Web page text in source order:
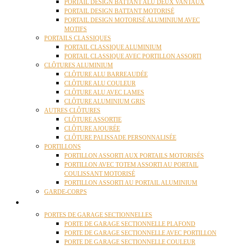
PORTAIL DESIGN BATTANT ALU DEUX VANTAUX
PORTAIL DESIGN BATTANT MOTORISÉ
PORTAIL DESIGN MOTORISÉ ALUMINIUM AVEC
MOTIFS
PORTAILS CLASSIQUES
PORTAIL CLASSIQUE ALUMINIUM
PORTAIL CLASSIQUE AVEC PORTILLON ASSORTI
CLÔTURES ALUMINIUM
CLÔTURE ALU BARREAUDÉE
CLÔTURE ALU COULEUR
CLÔTURE ALU AVEC LAMES
CLÔTURE ALUMINIUM GRIS
AUTRES CLÔTURES
CLÔTURE ASSORTIE
CLÔTURE AJOURÉE
CLÔTURE PALISSADE PERSONNALISÉE
PORTILLONS
PORTILLON ASSORTI AUX PORTAILS MOTORISÉS
PORTILLON AVEC TOTEM ASSORTI AU PORTAIL
COULISSANT MOTORISÉ
PORTILLON ASSORTI AU PORTAIL ALUMINIUM
GARDE-CORPS
PORTES DE GARAGE SECTIONNELLES
PORTE DE GARAGE SECTIONNELLE PLAFOND
PORTE DE GARAGE SECTIONNELLE AVEC PORTILLON
PORTE DE GARAGE SECTIONNELLE COULEUR